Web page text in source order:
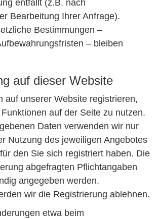
entfällt (z.B. nach
Bearbeitung Ihrer Anfrage).
Bestimmungen –
– bleiben
auf dieser Website
auf unserer Website registrieren,
auf der Seite zu nutzen.
Daten verwenden wir nur
Nutzung des jeweiligen Angebotes
den Sie sich registriert haben. Die
abgefragten Pflichtangaben
angegeben werden.
wir die Registrierung ablehnen.
etwa beim